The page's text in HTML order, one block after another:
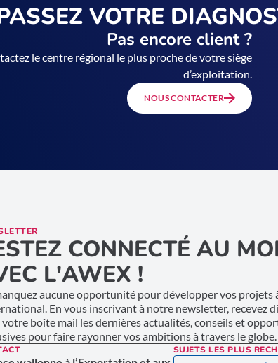
VOTRE
Pas encore client ?
le centre régional le plus proche de votre siège
d’exploitation.
NOUS CONTACTER
CONNECTÉ AU
L'AWEX !
aucune opportunité pour développer vos projets
En vous inscrivant à notre newsletter, recevez
votre boîte mail les dernières actualités, conseils et
pour faire rayonner vos ambitions à travers le globe.
SUJETS LES PLUS